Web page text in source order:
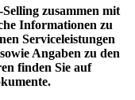
zusammen mit
Informationen zu
Serviceleistungen
Angaben zu den
finden Sie auf